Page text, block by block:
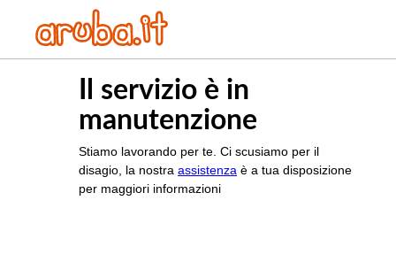
Il servizio è in
manutenzione
Stiamo lavorando per te. Ci scusiamo per il
disagio, la nostra assistenza è a tua disposizione
per maggiori informazioni